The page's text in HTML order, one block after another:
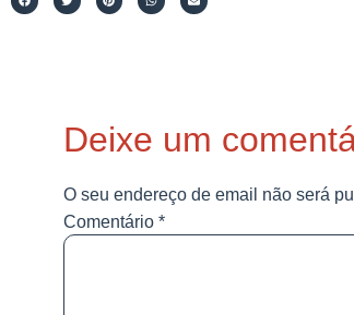
Deixe um
O seu endereço de email não será
Comentário *